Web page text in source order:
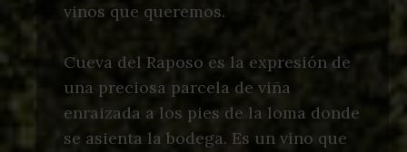
vinos que queremos.
Cueva del Raposo es la expresión de
una preciosa parcela de viña
enraizada a los pies de la loma donde
se asienta la bodega. Es un vino que